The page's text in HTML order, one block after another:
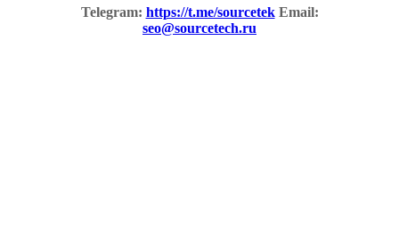
Telegram: https://t.me/sourcetekEmail:
seo@sourcetech.ru